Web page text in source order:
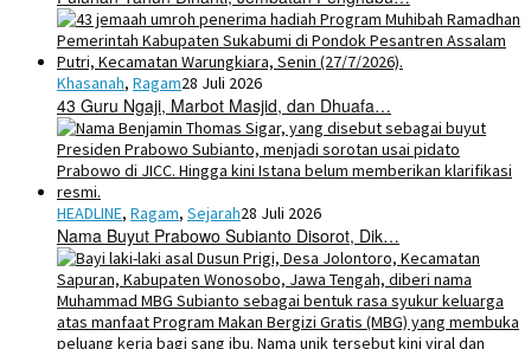
Khasanah, Ragam28 Juli 2026
43 Guru Ngaji, Marbot Masjid, dan Dhuafa…
HEADLINE, Ragam, Sejarah28 Juli 2026
Nama Buyut Prabowo Subianto Disorot, Dik…